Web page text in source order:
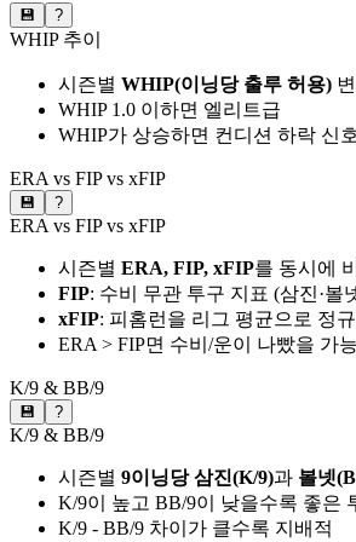
💾 ?
WHIP 추이
시즌별 WHIP(이닝당 출루 허용)
WHIP 1.0 이하면 엘리트급
WHIP가 상승하면 컨디션 하락 신호
ERA vs FIP vs xFIP
💾 ?
ERA vs FIP vs xFIP
시즌별 ERA, FIP, xFIP를 동시에
FIP: 수비 무관 투구 지표 (삼진·볼
xFIP: 피홈런을 리그 평균으로 정
ERA > FIP면 수비/운이 나빴을 가
K/9 & BB/9
💾 ?
K/9 & BB/9
시즌별 9이닝당 삼진(K/9)과 볼넷
K/9이 높고 BB/9이 낮을수록 좋은
K/9 - BB/9 차이가 클수록 지배적